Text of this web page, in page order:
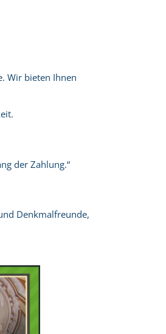
Wir bieten Ihnen
der Zahlung.“
Denkmalfreunde,